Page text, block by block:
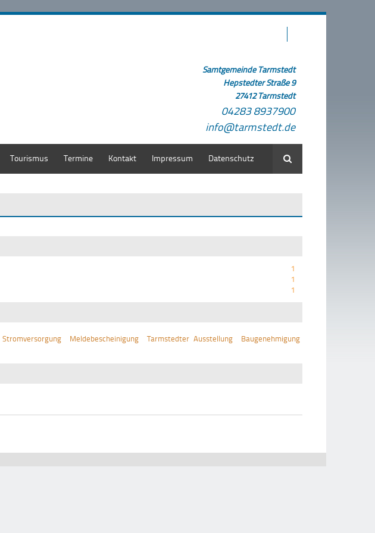
Samtgemeinde Tarmstedt
Hepstedter Straße 9
27412 Tarmstedt
04283 8937900
info@tarmstedt.de
Tourismus Termine Kontakt Impressum Datenschutz Suche
1
1
1
Stromversorgung Meldebescheinigung Tarmstedter Ausstellung
Baugenehmigung